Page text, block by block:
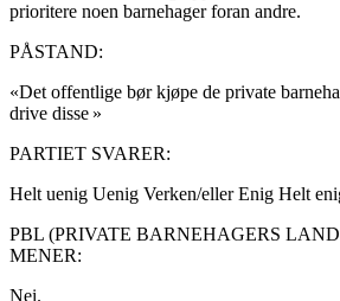
prioritere noen barnehager foran andre.
PÅSTAND:
«Det offentlige bør kjøpe de private
drive disse »
PARTIET SVARER:
Helt uenig Uenig Verken/ellerEnig Helt
PBL (PRIVATE BARNEHAGERS
MENER:
Nei.